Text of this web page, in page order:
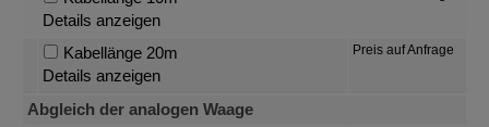
Details anzeigen
Kabellänge 20m
Details anzeigen
Preis auf Anfrage
Abgleich der analogen Waage